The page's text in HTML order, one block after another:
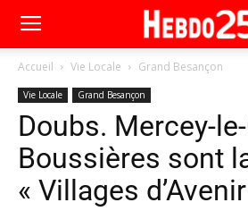
Accueil Vie Locale Grand Besançon
Vie Locale Grand Besançon
Doubs. Mercey-
Boussières sont
« Villages